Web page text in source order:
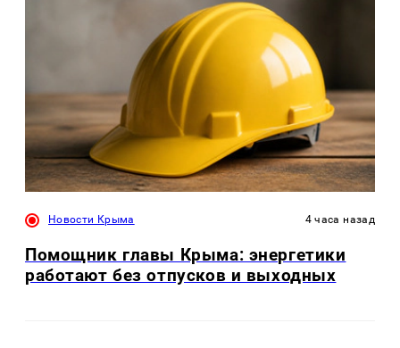
Новости Крыма 4 часа назад
Помощник главы Крыма: энергетики
работают без отпусков и выходных